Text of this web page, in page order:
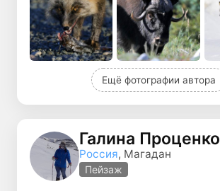
Ещё фотографии автора
Галина Проценко
Россия, Магадан
Пейзаж